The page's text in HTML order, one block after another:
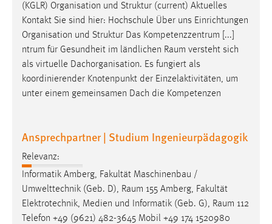
(KGLR) Organisation und Struktur (current) Aktuelles
Kontakt Sie sind hier: Hochschule Über uns Einrichtungen
Organisation und Struktur Das Kompetenzzentrum [...]
ntrum für Gesundheit im ländlichen Raum versteht sich
als virtuelle Dachorganisation. Es fungiert als
koordinierender Knotenpunkt der Einzelaktivitäten, um
unter einem gemeinsamen Dach die Kompetenzen
Ansprechpartner | Studium Ingenieurpädagogik
Relevanz:
Informatik Amberg, Fakultät Maschinenbau /
Umwelttechnik (Geb. D), Raum 155 Amberg, Fakultät
Elektrotechnik, Medien und Informatik (Geb. G), Raum 112
Telefon +49 (9621) 482-3645 Mobil +49 174 1520980